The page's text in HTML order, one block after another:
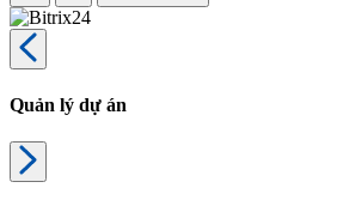
Quản lý dự án